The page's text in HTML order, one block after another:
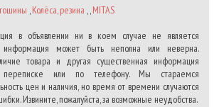
,Колёса, резина , ,MITAS
в объявлении ни в коем случае не является
информация может быть неполна или неверна.
товара и другая существенная информация
переписке или по телефону. Мы стараемся
цен и наличия, но время от времени случаются
Извините, пожалуйста, за возможные неудобства.